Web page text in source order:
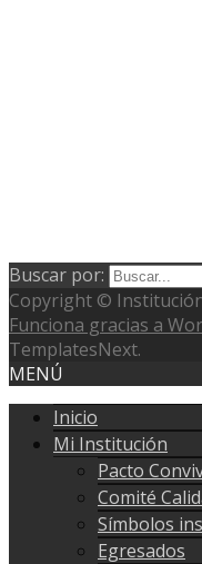
Buscar por:
Copyright ©
Funciona gracias a
TemplatesNext.
MENÚ
Inicio
Mi Institución
Pacto
Comité
Símbolos
Egresados